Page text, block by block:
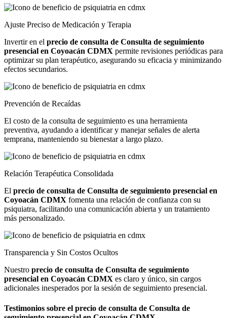
Ajuste Preciso de Medicación y Terapia
Invertir en el precio de consulta de Consulta de seguimiento
presencial en Coyoacán CDMX permite revisiones periódicas para
optimizar su plan terapéutico, asegurando su eficacia y minimizando
efectos secundarios.
Prevención de Recaídas
El costo de la consulta de seguimiento es una herramienta
preventiva, ayudando a identificar y manejar señales de alerta
temprana, manteniendo su bienestar a largo plazo.
Relación Terapéutica Consolidada
El precio de consulta de Consulta de seguimiento presencial en
Coyoacán CDMX fomenta una relación de confianza con su
psiquiatra, facilitando una comunicación abierta y un tratamiento
más personalizado.
Transparencia y Sin Costos Ocultos
Nuestro precio de consulta de Consulta de seguimiento
presencial en Coyoacán CDMX es claro y único, sin cargos
adicionales inesperados por la sesión de seguimiento presencial.
Testimonios sobre el precio de consulta de Consulta de